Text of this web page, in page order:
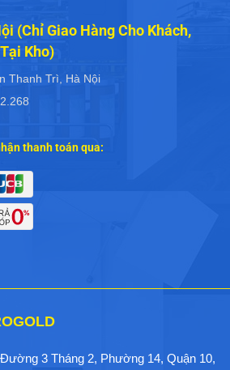
(Chỉ Giao Hàng Cho Khách,
Kho)
Thanh Trì, Hà Nội
thanh toán qua:
3 Tháng 2, Phường 14, Quận 10,